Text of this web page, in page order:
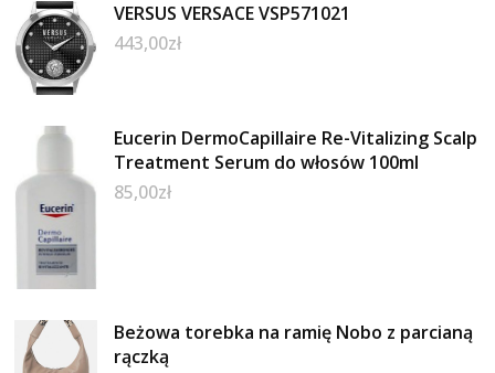
VERSUS VERSACE VSP571021
443,00zł
Eucerin DermoCapillaire Re-Vitalizing Scalp
Treatment Serum do włosów 100ml
85,00zł
Beżowa torebka na ramię Nobo z parcianą
rączką